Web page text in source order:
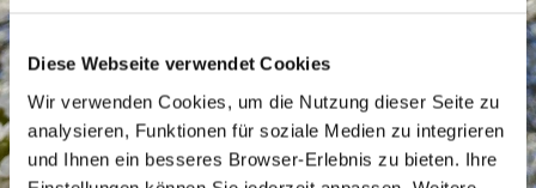
Diese Webseite verwendet Cookies
Wir verwenden Cookies, um die Nutzung dieser Seite zu
analysieren, Funktionen für soziale Medien zu integrieren
und Ihnen ein besseres Browser-Erlebnis zu bieten. Ihre